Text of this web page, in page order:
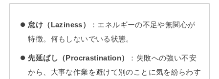
怠け（Laziness）
：エネルギーの不足や無関心が
特徴。何もしないでいる状態。
先延ばし（Procrastination）
：失敗への強い不安
から、大事な作業を避けて別のことに気を紛らわす